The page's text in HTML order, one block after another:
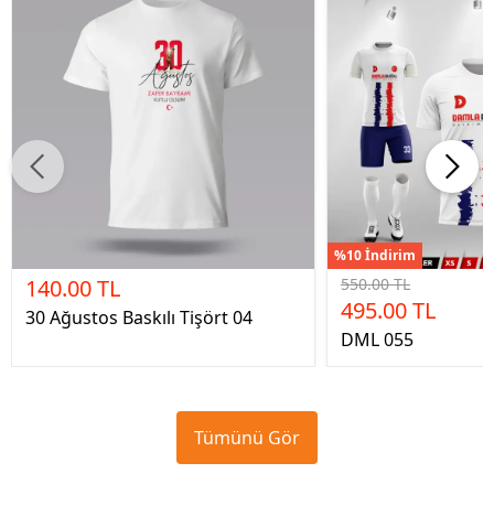
140.00 TL
30 Ağustos Baskılı Tişört 04
%10 İndirim
550.00 TL
495.00 TL
DML 055
Tümünü Gör